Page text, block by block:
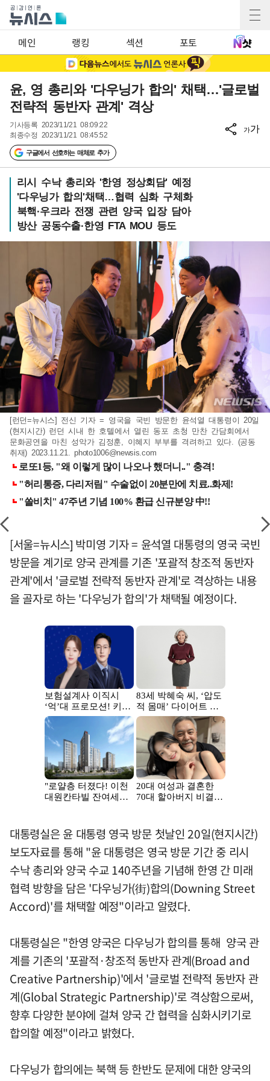
메인 랭킹 섹션 포토
윤, 영 총리와 '다우닝가 합의' 채택…'글로벌
전략적 동반자 관계' 격상
기사등록 2023/11/21 08:09:22
최종수정 2023/11/21 08:45:52
구글에서 선호하는 매체로 추가
가가
리시 수낙 총리와 '한영 정상회담' 예정
'다우닝가 합의'채택…협력 심화 구체화
북핵·우크라 전쟁 관련 양국 입장 담아
방산 공동수출·한영 FTA MOU 등도
[런던=뉴시스] 전신 기자 = 영국을 국빈 방문한 윤석열 대통령이 20일
(현지시간) 런던 시내 한 호텔에서 열린 동포 초청 만찬 간담회에서
문화공연을 마친 성악가 김정훈, 이혜지 부부를 격려하고 있다. (공동
취재) 2023.11.21.photo1006@newsis.com
[서울=뉴시스] 박미영 기자 = 윤석열 대통령의 영국 국빈
방문을 계기로 양국 관계를 기존 '포괄적 창조적 동반자
관계'에서 '글로벌 전략적 동반자 관계'로 격상하는 내용
을 골자로 하는 '다우닝가 합의'가 채택될 예정이다.
대통령실은 윤 대통령 영국 방문 첫날인 20일(현지시간)
보도자료를 통해 "윤 대통령은 영국 방문 기간 중 리시
수낙 총리와 양국 수교 140주년을 기념해 한영 간 미래
협력 방향을 담은 '다우닝가(街)합의(Downing Street
Accord)'를 채택할 예정"이라고 알렸다.
대통령실은 "한영 양국은 다우닝가 합의를 통해 양국 관
계를 기존의 '포괄적·창조적 동반자 관계(Broad and
Creative Partnership)'에서 '글로벌 전략적 동반자 관
계(Global Strategic Partnership)'로 격상함으로써,
향후 다양한 분야에 걸쳐 양국 간 협력을 심화시키기로
합의할 예정"이라고 밝혔다.
다우닝가 합의에는 북핵 등 한반도 문제에 대한 양국의